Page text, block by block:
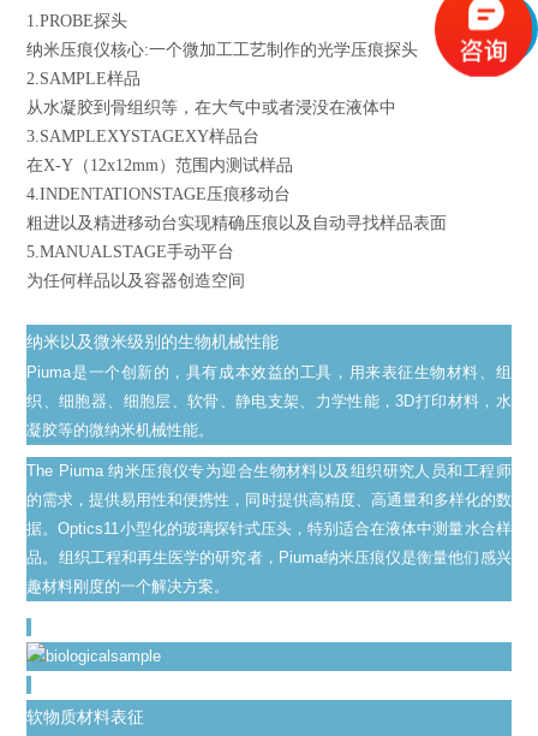
1.PROBE探头
纳米压痕仪核心:一个微加工工艺制作的光学压痕探头
2.SAMPLE样品
从水凝胶到骨组织等，在大气中或者浸没在液体中
3.SAMPLEXYSTAGEXY样品台
在X-Y（12x12mm）范围内测试样品
4.INDENTATIONSTAGE压痕移动台
粗进以及精进移动台实现精确压痕以及自动寻找样品表面
5.MANUALSTAGE手动平台
为任何样品以及容器创造空间
纳米以及微米级别的生物机械性能
Piuma是一个创新的，具有成本效益的工具，用来表征生物材料、组
织、细胞器、细胞层、软骨、静电支架、力学性能，3D打印材料，水
凝胶等的微纳米机械性能。
The Piuma 纳米压痕仪专为迎合生物材料以及组织研究人员和工程师
的需求，提供易用性和便携性，同时提供高精度、高通量和多样化的数
据。Optics11小型化的玻璃探针式压头，特别适合在液体中测量水合样
品。组织工程和再生医学的研究者，Piuma纳米压痕仪是衡量他们感兴
趣材料刚度的一个解决方案。
软物质材料表征